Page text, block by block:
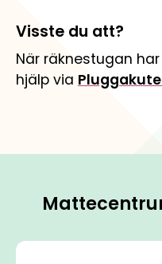
Visste du att?
När räknestugan
hjälp via